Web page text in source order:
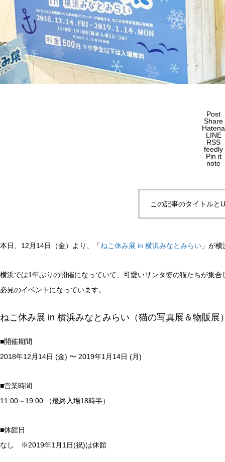
Post
Share
Hatena
LINE
RSS
feedly
Pin it
note
この記事のタイトルと
本日、12月14日（金）より、「ねこ休み展 in 横浜みなとみらい 」が
横浜では1年ぶりの開催になっていて、可愛いサンタ姿の猫たちが集
必見のイベントになっています。
ねこ休み展 in 横浜みなとみらい（猫の写真展＆物販展
■開催期間
2018年12月14日 (金) 〜 2019年1月14日 (月)
■営業時間
11:00～19:00 （最終入場18時半）
■休館日
なし ※2019年1月1日(祝)は休館